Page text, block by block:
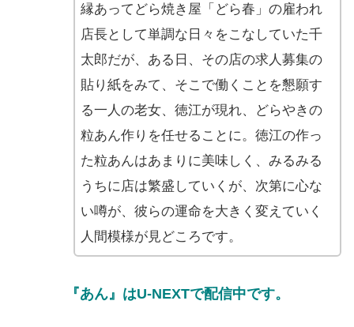
縁あってどら焼き屋「どら春」の雇われ
店長として単調な日々をこなしていた千
太郎だが、ある日、その店の求人募集の
貼り紙をみて、そこで働くことを懇願す
る一人の老女、徳江が現れ、どらやきの
粒あん作りを任せることに。徳江の作っ
た粒あんはあまりに美味しく、みるみる
うちに店は繁盛していくが、次第に心な
い噂が、彼らの運命を大きく変えていく
人間模様が見どころです。
『あん』はU-NEXTで配信中です。